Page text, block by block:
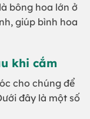
bông hoa lớn ở
giúp bình hoa
khi cắm
cho chúng để
đây là một số